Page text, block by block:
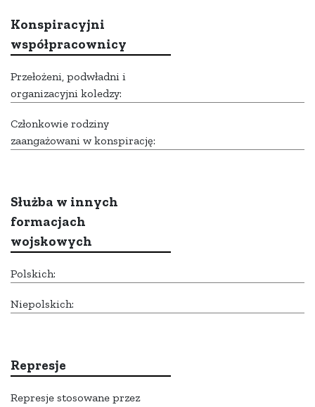
Konspiracyjni
współpracownicy
Przełożeni, podwładni i
organizacyjni koledzy:
Członkowie rodziny
zaangażowani w konspirację:
Służba w innych
formacjach
wojskowych
Polskich:
Niepolskich:
Represje
Represje stosowane przez